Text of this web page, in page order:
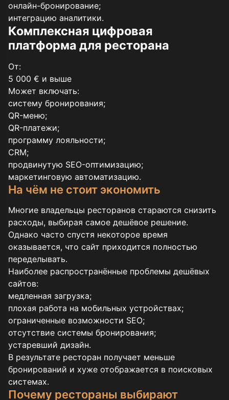
онлайн-бронирование;
интеграцию аналитики.
Комплексная цифровая
платформа для ресторана
От:
5 000 € и выше
Может включать:
систему бронирования;
QR-меню;
QR-платежи;
программу лояльности;
CRM;
продвинутую SEO-оптимизацию;
маркетинговую автоматизацию.
На чём не стоит экономить
Многие владельцы ресторанов стараются снизить
расходы, выбирая самое дешёвое решение.
Однако часто спустя некоторое время
оказывается, что сайт приходится полностью
переделывать.
Наиболее распространённые проблемы дешёвых
сайтов:
медленная загрузка;
плохая работа на мобильных устройствах;
ограниченные возможности SEO;
отсутствие системы бронирования;
устаревший дизайн.
В результате ресторан получает меньше
бронирований и хуже отображается в поисковых
системах.
Почему рестораны выбирают